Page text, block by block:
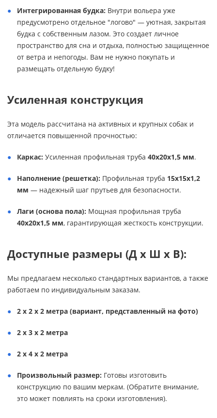
Интегрированная будка: Внутри вольера уже
предусмотрено отдельное "логово" — уютная, закрытая
будка с собственным лазом. Это создает личное
пространство для сна и отдыха, полностью защищенное
от ветра и непогоды. Вам не нужно покупать и
размещать отдельную будку!
Усиленная конструкция
Эта модель рассчитана на активных и крупных собак и
отличается повышенной прочностью:
Каркас: Усиленная профильная труба 40х20х1,5 мм.
Наполнение (решетка): Профильная труба 15х15х1,2
мм — надежный шаг прутьев для безопасности.
Лаги (основа пола): Мощная профильная труба
40х20х1,5 мм, гарантирующая жесткость конструкции.
Доступные размеры (Д х Ш х В):
Мы предлагаем несколько стандартных вариантов, а также
работаем по индивидуальным заказам.
2 х 2 х 2 метра (вариант, представленный на фото)
2 х 3 х 2 метра
2 х 4 х 2 метра
Произвольный размер: Готовы изготовить
конструкцию по вашим меркам. (Обратите внимание,
это может повлиять на сроки изготовления).